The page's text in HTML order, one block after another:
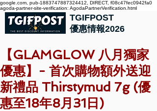
google.com, pub-1883747887324412, DIRECT, f08c47fec0942fa0
agoda-partner-site-verification: AgodaPartnerVerification.html
TGIFPOST
優惠情報2026
【GLAMGLOW 八月獨家
優惠】- 首次購物額外送迎
新禮品 Thirstymud 7g (優
惠至18年8月31日)